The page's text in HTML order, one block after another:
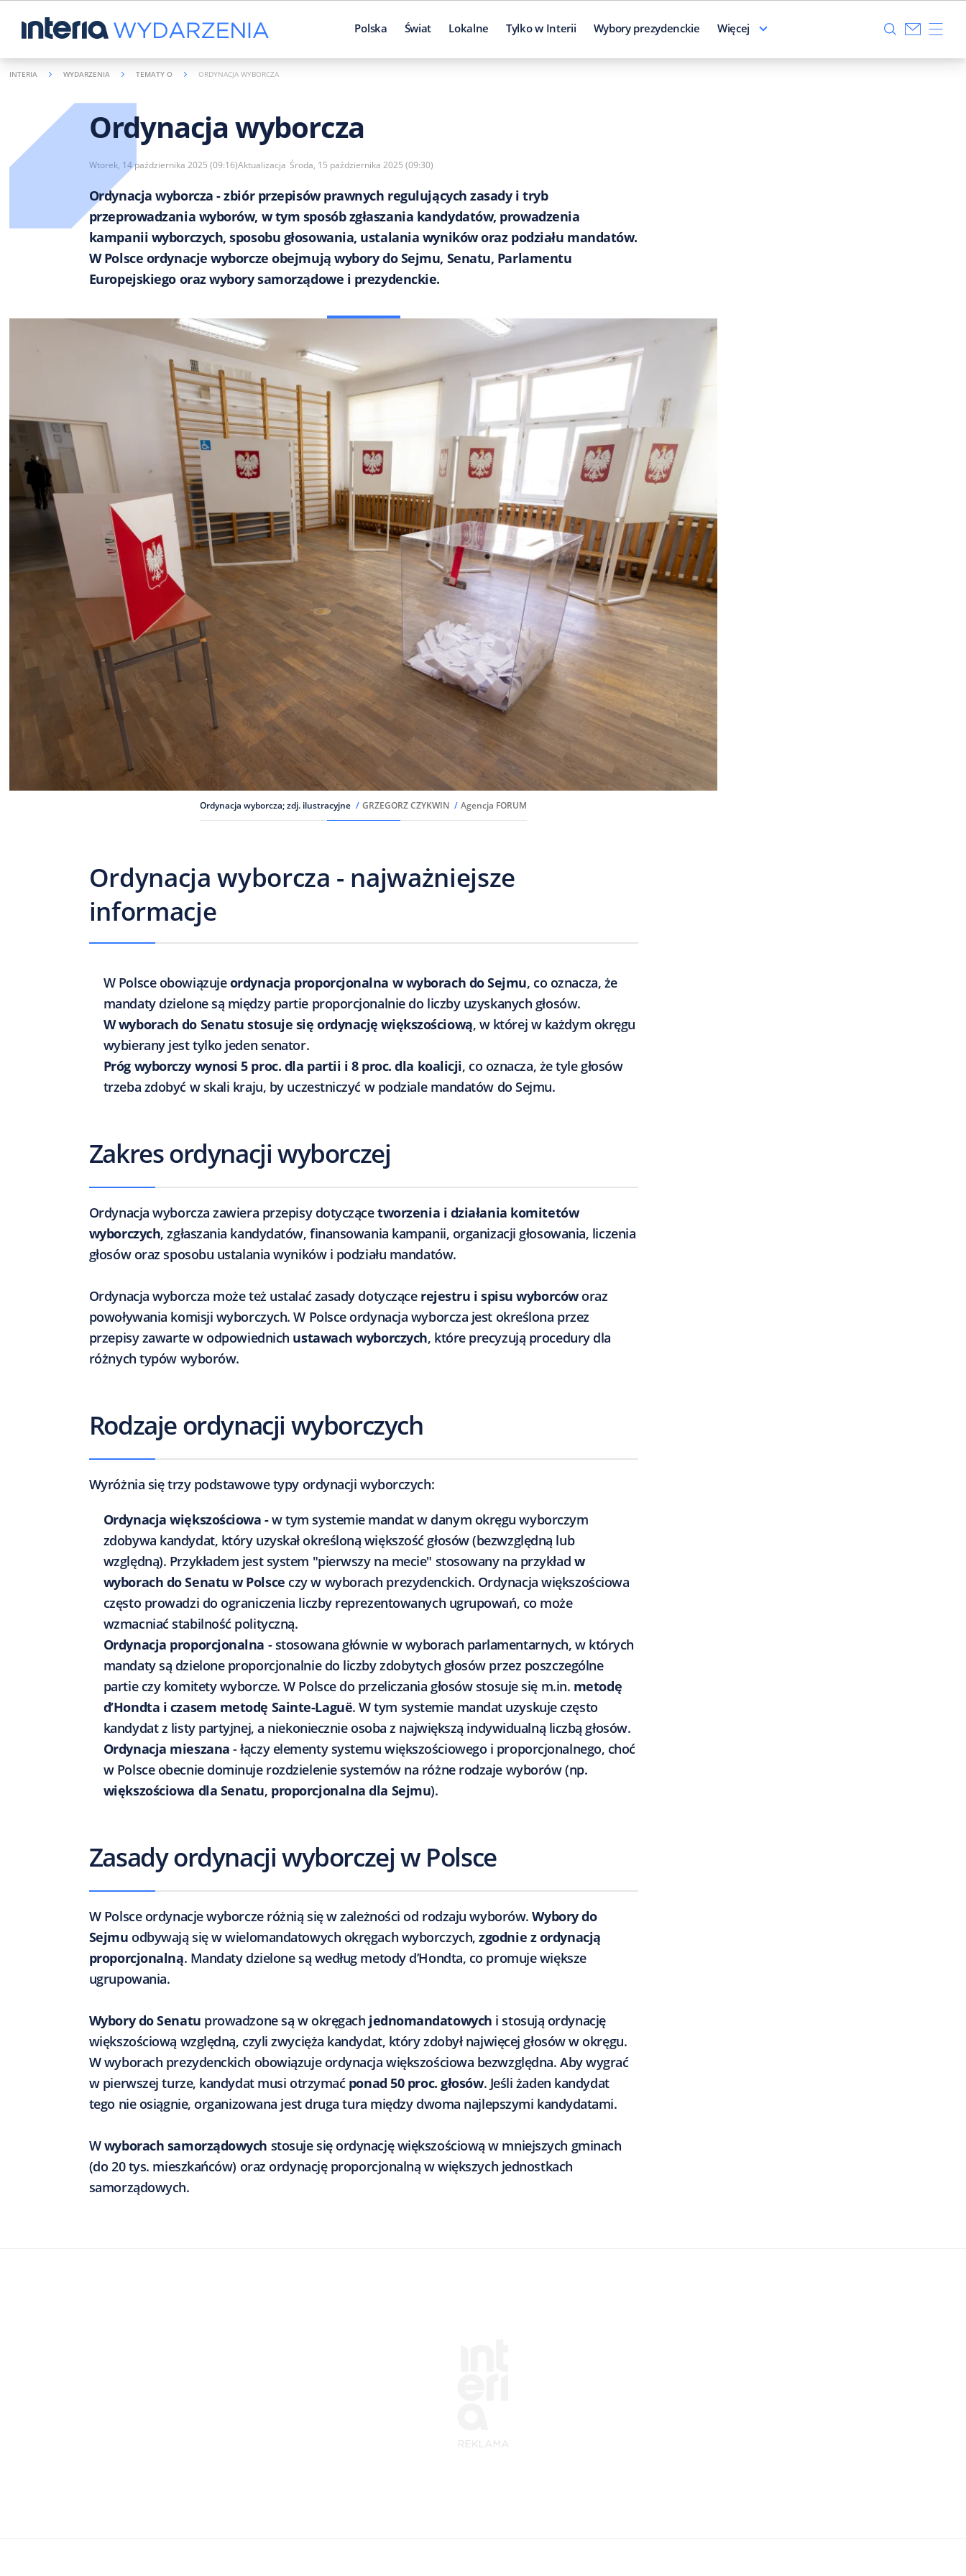
Polska Świat Lokalne Tylko w Interii Wybory prezydenckie Więcej
INTERIA WYDARZENIA TEMATY O ORDYNACJA WYBORCZA
Ordynacja wyborcza
Wtorek, 14 października 2025 (09:16)Aktualizacja Środa, 15 października 2025 (09:30)
Ordynacja wyborcza - zbiór przepisów prawnych regulujących zasady i tryb
przeprowadzania wyborów, w tym sposób zgłaszania kandydatów, prowadzenia
kampanii wyborczych, sposobu głosowania, ustalania wyników oraz podziału mandatów.
W Polsce ordynacje wyborcze obejmują wybory do Sejmu, Senatu, Parlamentu
Europejskiego oraz wybory samorządowe i prezydenckie.​
Ordynacja wyborcza; zdj. ilustracyjne / GRZEGORZ CZYKWIN / Agencja FORUM
Ordynacja wyborcza - najważniejsze
informacje
W Polsce obowiązujeordynacja proporcjonalna w wyborach do Sejmu, co oznacza, że
mandaty dzielone są między partie proporcjonalnie do liczby uzyskanych głosów.
W wyborach do Senatu stosuje się ordynację większościową, w której w każdym okręgu
wybierany jest tylko jeden senator.
Próg wyborczy wynosi 5 proc. dla partii i 8 proc. dla koalicji, co oznacza, że tyle głosów
trzeba zdobyć w skali kraju, by uczestniczyć w podziale mandatów do Sejmu.
Zakres ordynacji wyborczej
Ordynacja wyborcza zawiera przepisy dotyczącetworzenia i działania komitetów
wyborczych, zgłaszania kandydatów, finansowania kampanii, organizacji głosowania, liczenia
głosów oraz sposobu ustalania wyników i podziału mandatów.
Ordynacja wyborcza może też ustalać zasady dotyczące rejestru i spisu wyborców oraz
powoływania komisji wyborczych. W Polsce ordynacja wyborcza jest określona przez
przepisy zawarte w odpowiednich ustawach wyborczych, które precyzują procedury dla
różnych typów wyborów.
Rodzaje ordynacji wyborczych
Wyróżnia się trzy podstawowe typy ordynacji wyborczych:
Ordynacja większościowa -w tym systemie mandat w danym okręgu wyborczym
zdobywa kandydat, który uzyskał określoną większość głosów (bezwzględną lub
względną). Przykładem jest system "pierwszy na mecie" stosowany na przykład w
wyborach do Senatu w Polsce czy w wyborach prezydenckich. Ordynacja większościowa
często prowadzi do ograniczenia liczby reprezentowanych ugrupowań, co może
wzmacniać stabilność polityczną.
Ordynacja proporcjonalna - stosowana głównie w wyborach parlamentarnych, w których
mandaty są dzielone proporcjonalnie do liczby zdobytych głosów przez poszczególne
partie czy komitety wyborcze. W Polsce do przeliczania głosów stosuje się m.in. metodę
d’Hondta i czasem metodę Sainte-Laguë. W tym systemie mandat uzyskuje często
kandydat z listy partyjnej, a niekoniecznie osoba z największą indywidualną liczbą głosów.​
Ordynacja mieszana - łączy elementy systemu większościowego i proporcjonalnego, choć
w Polsce obecnie dominuje rozdzielenie systemów na różne rodzaje wyborów (np.
większościowa dla Senatu, proporcjonalna dla Sejmu).​
Zasady ordynacji wyborczej w Polsce
W Polsce ordynacje wyborcze różnią się w zależności od rodzaju wyborów.Wybory do
Sejmu odbywają się w wielomandatowych okręgach wyborczych,zgodnie z ordynacją
proporcjonalną. Mandaty dzielone są według metody d’Hondta, co promuje większe
ugrupowania.
Wybory do Senatu prowadzone są w okręgach jednomandatowych i stosują ordynację
większościową względną, czyli zwycięża kandydat, który zdobył najwięcej głosów w okręgu.
W wyborach prezydenckich obowiązuje ordynacja większościowa bezwzględna. Aby wygrać
w pierwszej turze, kandydat musi otrzymać ponad 50 proc. głosów. Jeśli żaden kandydat
tego nie osiągnie, organizowana jest druga tura między dwoma najlepszymi kandydatami.
Wwyborach samorządowych stosuje się ordynację większościową w mniejszych gminach
(do 20 tys. mieszkańców) oraz ordynację proporcjonalną w większych jednostkach
samorządowych.​